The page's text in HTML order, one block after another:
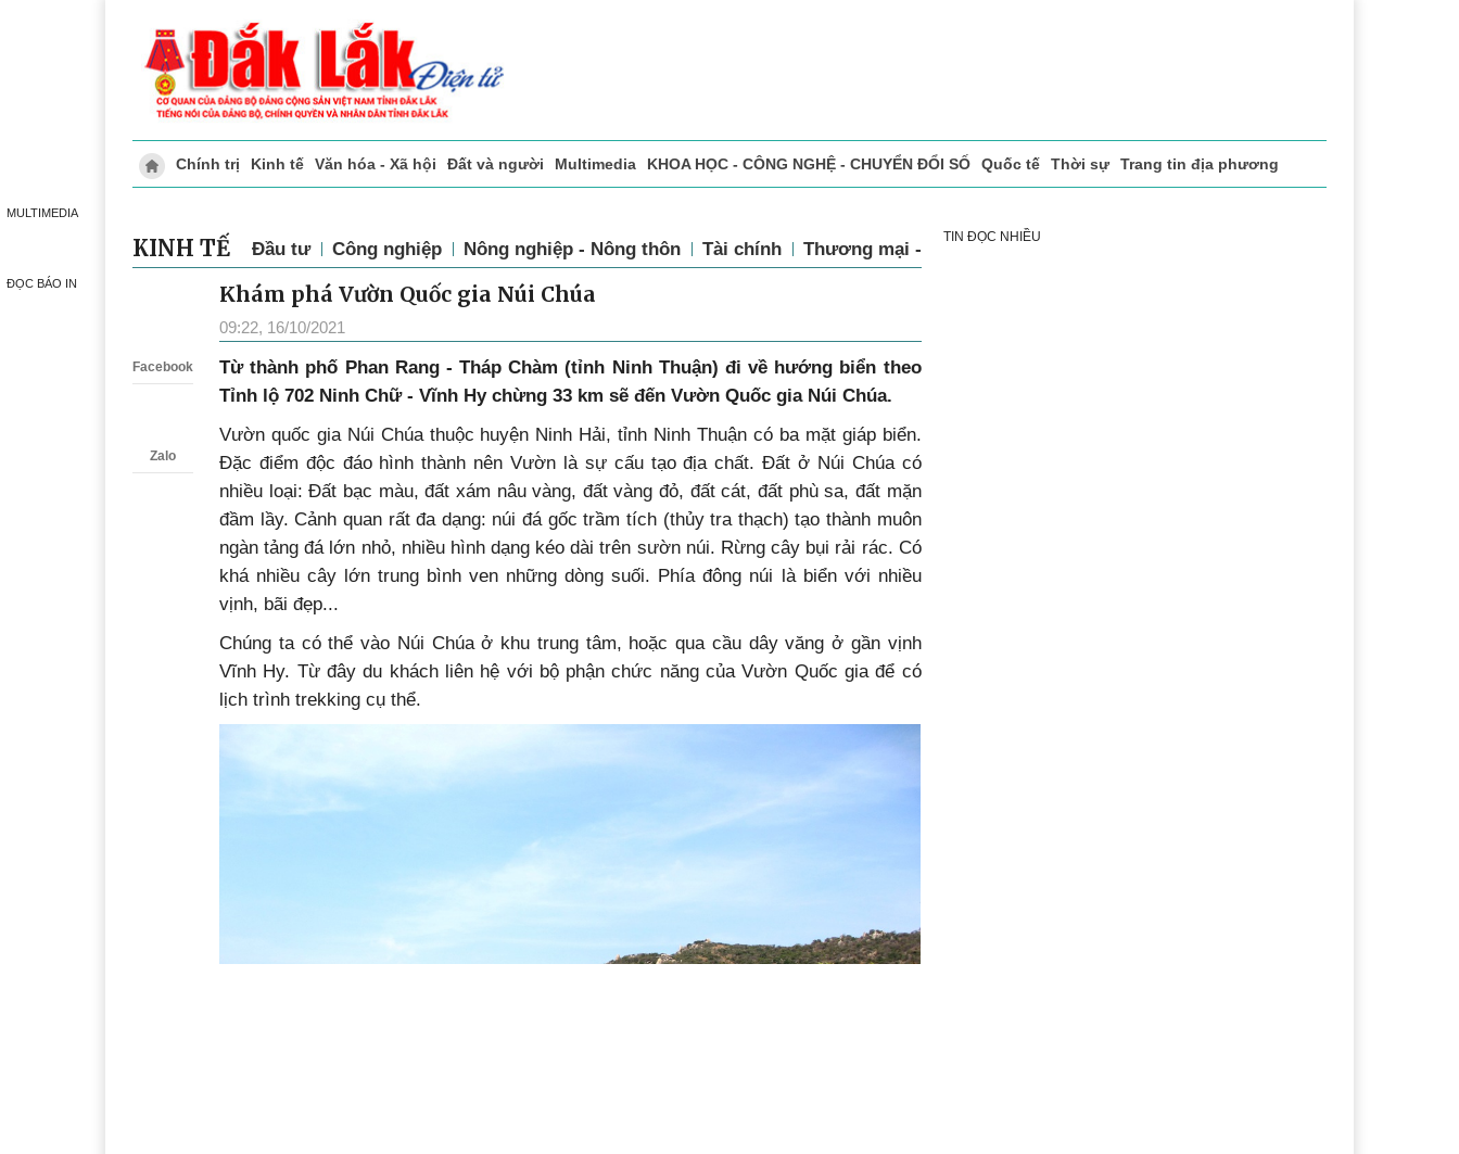
MULTIMEDIA
ĐỌC BÁO IN
Chính trị Kinh tế Văn hóa - Xã hội Đất và người Multimedia KHOA HỌC - CÔNG NGHỆ - CHUYỂN ĐỔI SỐ Quốc tế Thời sự
KINH TẾ Đầu tư Công nghiệp Nông nghiệp - Nông thôn Tài chính Thương mại - Dịch vụ
Facebook
Zalo
Khám phá Vườn Quốc gia Núi Chúa
09:22, 16/10/2021
T ừ thành phố Phan Rang - Tháp Chàm (tỉnh Ninh Thuận) đi về hướng biển theo
Tỉnh lộ 702 Ninh Chữ - Vĩnh Hy chừng 33 km sẽ đến Vườn Quốc gia Núi Chúa.
Vườn quốc gia Núi Chúa thuộc huyện Ninh Hải, tỉnh Ninh Thuận có ba mặt giáp biển.
Đặc điểm độc đáo hình thành nên Vườn là sự cấu tạo địa chất. Đất ở Núi Chúa có
nhiều loại: Đất bạc màu, đất xám nâu vàng, đất vàng đỏ, đất cát, đất phù sa, đất mặn
đầm lầy. Cảnh quan rất đa dạng: núi đá gốc trầm tích (thủy tra thạch) tạo thành muôn
ngàn tảng đá lớn nhỏ, nhiều hình dạng kéo dài trên sườn núi. Rừng cây bụi rải rác. Có
khá nhiều cây lớn trung bình ven những dòng suối. Phía đông núi là biển với nhiều
vịnh, bãi đẹp...
Chúng ta có thể vào Núi Chúa ở khu trung tâm, hoặc qua cầu dây văng ở gần vịnh
Vĩnh Hy. Từ đây du khách liên hệ với bộ phận chức năng của Vườn Quốc gia để có
lịch trình trekking cụ thể.
TIN ĐỌC NHIỀU